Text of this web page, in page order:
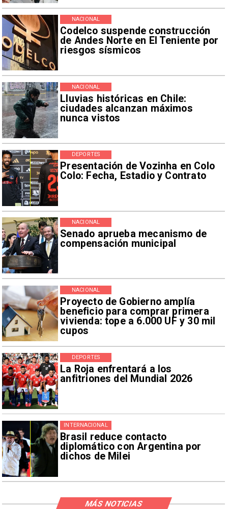
Codelco suspende construcción
de Andes Norte en El Teniente por
riesgos sísmicos
NACIONAL
Lluvias históricas en Chile:
ciudades alcanzan máximos
nunca vistos
NACIONAL
Presentación de Vozinha en Colo
Colo: Fecha, Estadio y Contrato
DEPORTES
Senado aprueba mecanismo de
compensación municipal
NACIONAL
Proyecto de Gobierno amplía
beneficio para comprar primera
vivienda: tope a 6.000 UF y 30 mil
cupos
NACIONAL
La Roja enfrentará a los
anfitriones del Mundial 2026
DEPORTES
Brasil reduce contacto
diplomático con Argentina por
dichos de Milei
INTERNACIONAL
MÁS NOTICIAS